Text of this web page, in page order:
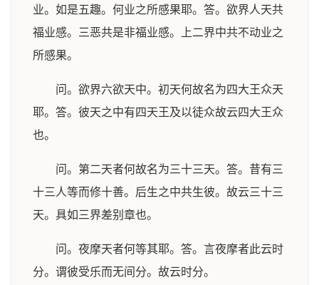
业。如是五趣。何业之所感果耶。答。欲界人天共
福业感。三恶共是非福业感。上二界中共不动业之
所感果。
问。欲界六欲天中。初天何故名为四大王众天
耶。答。彼天之中有四天王及以徒众故云四大王众
也。
问。第二天者何故名为三十三天。答。昔有三
十三人等而修十善。后生之中共生彼。故云三十三
天。具如三界差别章也。
问。夜摩天者何等其耶。答。言夜摩者此云时
分。谓彼受乐而无间分。故云时分。